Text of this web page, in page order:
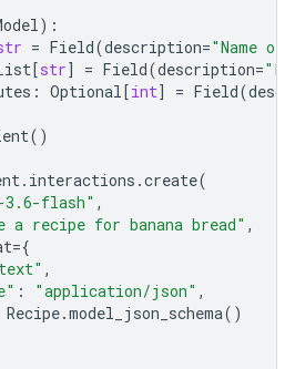
):
= Field(description="Name
[str] = Field(description=
: Optional[int] = Field(
()
. interactions .create(
3.6-flash" ,
a recipe for banana bread" ,
={
,
: "application/json" ,
Recipe.model_json_schema()